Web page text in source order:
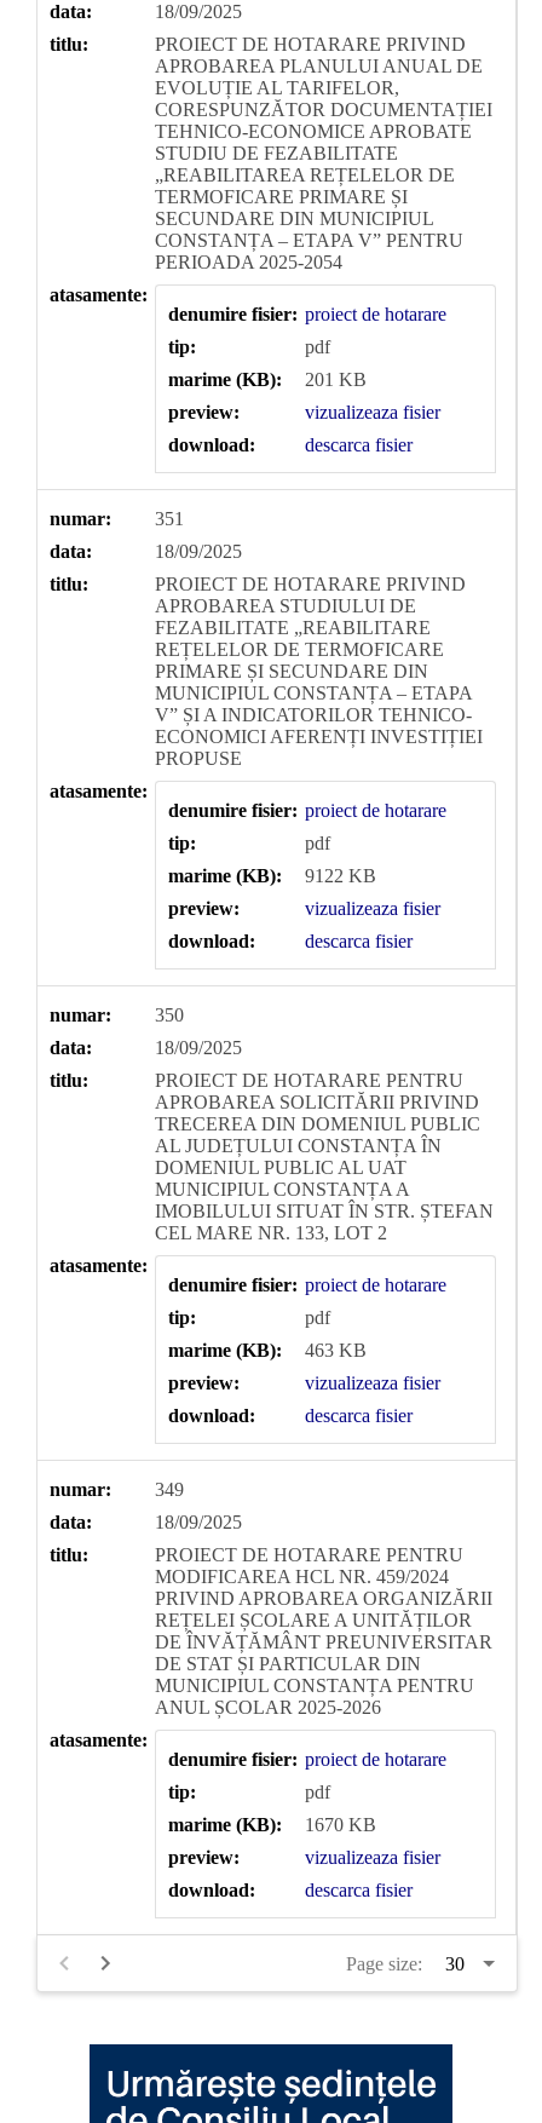
data:
18/09/2025
titlu:
PROIECT DE HOTARARE PRIVIND
APROBAREA PLANULUI ANUAL DE
EVOLUȚIE AL TARIFELOR,
CORESPUNZĂTOR DOCUMENTAȚIEI
TEHNICO-ECONOMICE APROBATE
STUDIU DE FEZABILITATE
„REABILITAREA REȚELELOR DE
TERMOFICARE PRIMARE ȘI
SECUNDARE DIN MUNICIPIUL
CONSTANȚA – ETAPA V” PENTRU
PERIOADA 2025-2054
atasamente:
denumire fisier: proiect de hotarare
tip:
pdf
marime (KB):
201 KB
preview:
vizualizeaza fisier
download:
descarca fisier
numar:
351
data:
18/09/2025
titlu:
PROIECT DE HOTARARE PRIVIND
APROBAREA STUDIULUI DE
FEZABILITATE „REABILITARE
REȚELELOR DE TERMOFICARE
PRIMARE ȘI SECUNDARE DIN
MUNICIPIUL CONSTANȚA – ETAPA
V” ȘI A INDICATORILOR TEHNICO-
ECONOMICI AFERENȚI INVESTIȚIEI
PROPUSE
atasamente:
denumire fisier: proiect de hotarare
tip:
pdf
marime (KB):
9122 KB
preview:
vizualizeaza fisier
download:
descarca fisier
numar:
350
data:
18/09/2025
titlu:
PROIECT DE HOTARARE PENTRU
APROBAREA SOLICITĂRII PRIVIND
TRECEREA DIN DOMENIUL PUBLIC
AL JUDEȚULUI CONSTANȚA ÎN
DOMENIUL PUBLIC AL UAT
MUNICIPIUL CONSTANȚA A
IMOBILULUI SITUAT ÎN STR. ȘTEFAN
CEL MARE NR. 133, LOT 2
atasamente:
denumire fisier: proiect de hotarare
tip:
pdf
marime (KB):
463 KB
preview:
vizualizeaza fisier
download:
descarca fisier
numar:
349
data:
18/09/2025
titlu:
PROIECT DE HOTARARE PENTRU
MODIFICAREA HCL NR. 459/2024
PRIVIND APROBAREA ORGANIZĂRII
REȚELEI ȘCOLARE A UNITĂȚILOR
DE ÎNVĂȚĂMÂNT PREUNIVERSITAR
DE STAT ȘI PARTICULAR DIN
MUNICIPIUL CONSTANȚA PENTRU
ANUL ȘCOLAR 2025-2026
atasamente:
denumire fisier: proiect de hotarare
tip:
pdf
marime (KB):
1670 KB
preview:
vizualizeaza fisier
download:
descarca fisier
Page size: